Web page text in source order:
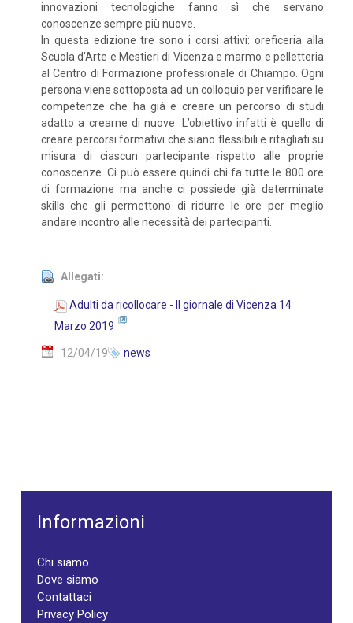
innovazioni tecnologiche fanno sì che servano
conoscenze sempre più nuove.
In questa edizione tre sono i corsi attivi: oreficeria alla
Scuola d’Arte e Mestieri di Vicenza e marmo e pelletteria
al Centro di Formazione professionale di Chiampo. Ogni
persona viene sottoposta ad un colloquio per verificare le
competenze che ha già e creare un percorso di studi
adatto a crearne di nuove. L’obiettivo infatti è quello di
creare percorsi formativi che siano flessibili e ritagliati su
misura di ciascun partecipante rispetto alle proprie
conoscenze. Ci può essere quindi chi fa tutte le 800 ore
di formazione ma anche ci possiede già determinate
skills che gli permettono di ridurre le ore per meglio
andare incontro alle necessità dei partecipanti.
Allegati:
Adulti da ricollocare - Il giornale di Vicenza 14
Marzo 2019
12/04/19 news
Informazioni
Chi siamo
Dove siamo
Contattaci
Privacy Policy